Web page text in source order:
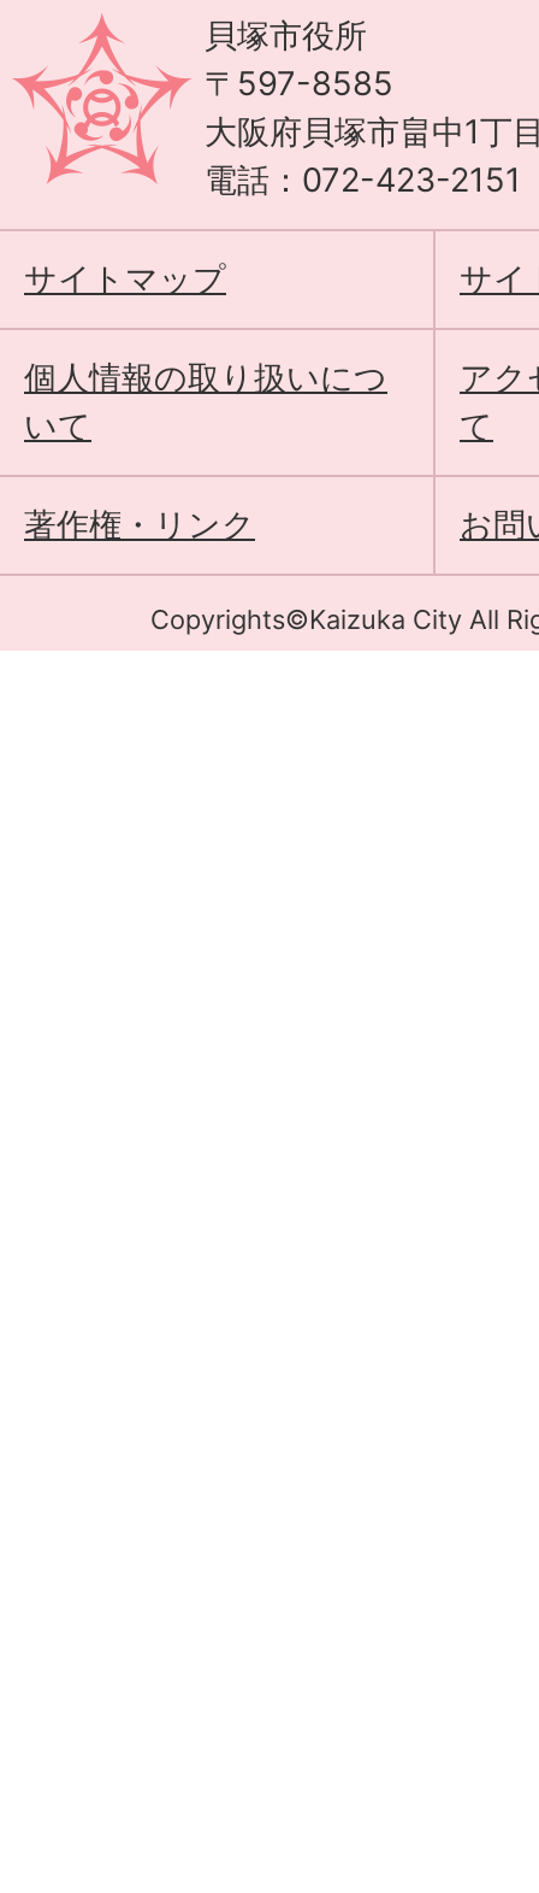
貝塚市役所
〒597-8585
大阪府貝塚市畠中1丁
電話：072-423-2151
サイトマップ サイ
個人情報の取り扱いにつ
いて
アク
て
著作権・リンク お問
Copyrights©Kaizuka City All